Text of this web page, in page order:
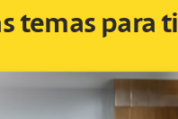
temas para ti